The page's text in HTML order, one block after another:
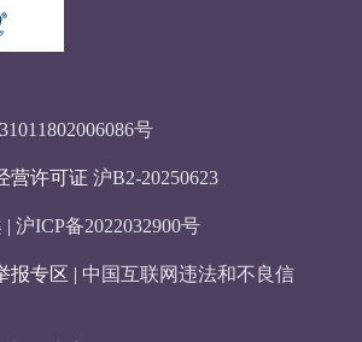
号
营许可证 沪B2-20250623
| 沪ICP备2022032900号
报专区 | 中国互联网违法和不良信